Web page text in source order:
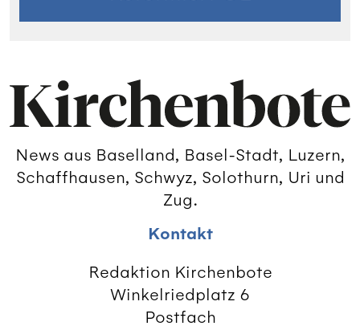
News aus Baselland, Basel-Stadt, Luzern,
Schaffhausen, Schwyz, Solothurn, Uri und
Zug.
Kontakt
Redaktion Kirchenbote
Winkelriedplatz 6
Postfach